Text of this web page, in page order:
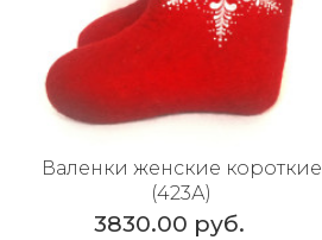
Валенки женские короткие
(423А)
3830.00 руб.